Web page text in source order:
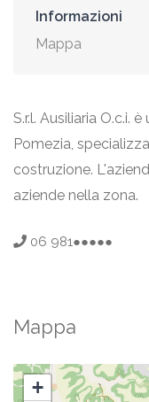
Informazioni
Mappa
S.r.l. Ausiliaria O.c.i.
Pomezia,
costruzione.
aziende nella zona.
06 981●●●●●
Mappa
+